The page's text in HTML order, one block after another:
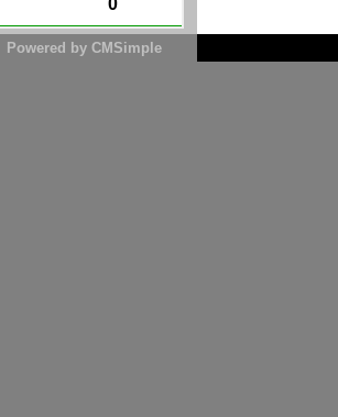
Powered by CMSimple